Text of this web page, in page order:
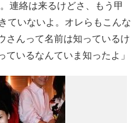
連絡は来るけどさ、もう甲
ていないよ。オレらもこんな
さんって名前は知っているけ
ているなんていま知ったよ」